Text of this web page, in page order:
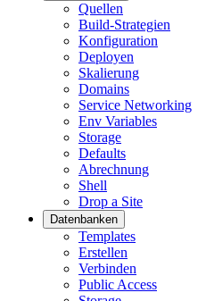
Quellen
Build-Strategien
Konfiguration
Deployen
Skalierung
Domains
Service Networking
Env Variables
Storage
Defaults
Abrechnung
Shell
Drop a Site
Datenbanken
Templates
Erstellen
Verbinden
Public Access